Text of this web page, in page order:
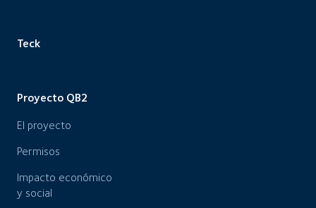
Teck
Proyecto QB2
El proyecto
Permisos
Impacto económico
y social